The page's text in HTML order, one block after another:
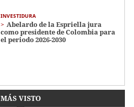
INVESTIDURA
Abelardo de la Espriella jura
como presidente de Colombia para
el periodo 2026-2030
MÁS VISTO